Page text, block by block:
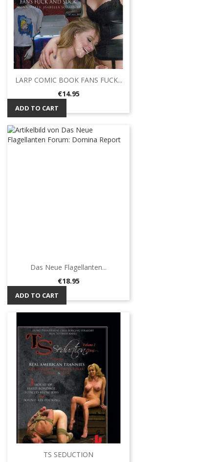
LARP COMIC BOOK FANS FUCK...
Price
€14.95
ADD TO CART
Das Neue Flagellanten...
Price
€18.95
ADD TO CART
TS SEDUCTION